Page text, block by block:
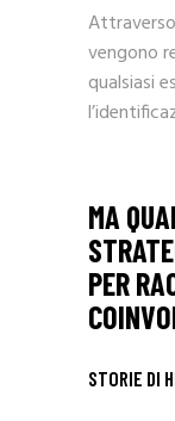
vengono
qualsiasi
MA
PER
STORIE DI